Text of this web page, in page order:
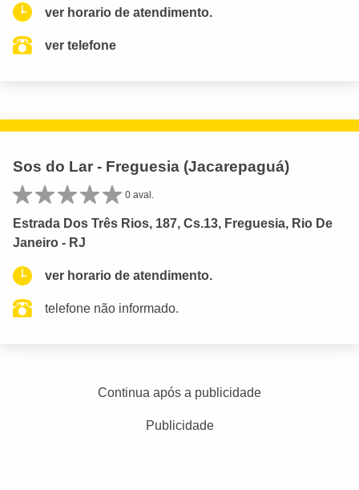
ver horario de atendimento.
ver telefone
Sos do Lar - Freguesia (Jacarepaguá)
0 aval.
Estrada Dos Três Rios, 187, Cs.13, Freguesia, Rio De
Janeiro - RJ
ver horario de atendimento.
telefone não informado.
Continua após a publicidade
Publicidade